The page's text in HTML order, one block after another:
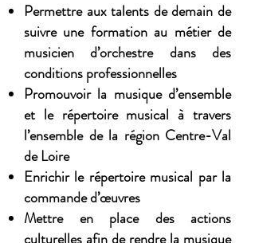
Permettre aux talents de demain de
suivre une formation au métier de
musicien d’orchestre dans des
conditions professionnelles
Promouvoir la musique d’ensemble
et le répertoire musical à travers
l’ensemble de la région Centre-Val
de Loire
Enrichir le répertoire musical par la
commande d’œuvres
Mettre en place des actions